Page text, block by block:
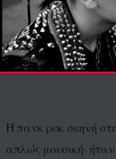
Η πανκ ροκ σκηνή
απλώς μουσική· ήταν